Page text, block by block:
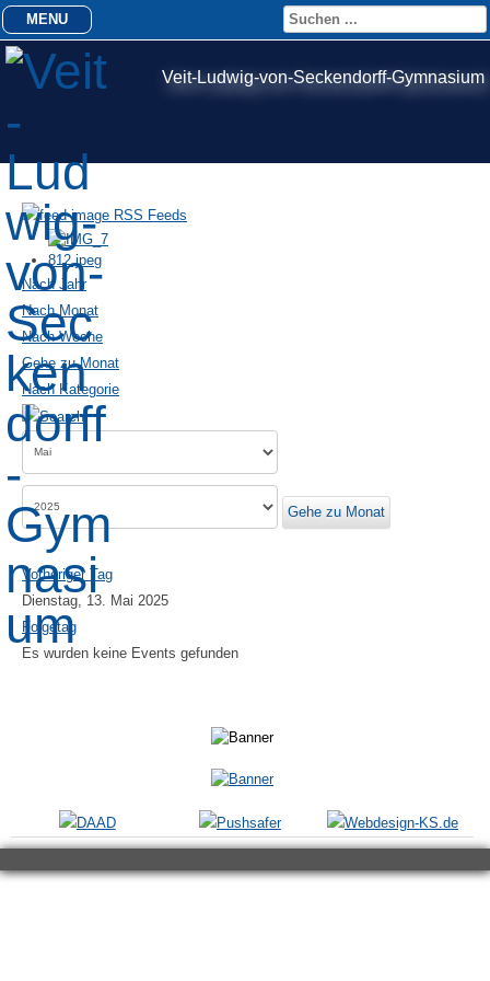
Veit-Ludwig-von-Seckendorff-Gymnasium
MENU
RSS Feeds
Nach Jahr
Nach Monat
Nach Woche
Gehe zu Monat
Nach Kategorie
Gehe zu Monat
Vorheriger Tag
Dienstag, 13. Mai 2025
Folgetag
Es wurden keine Events gefunden